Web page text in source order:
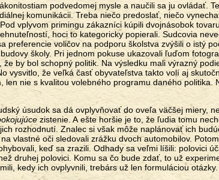
podvedomej mysle a naučili sa ju ovládať.
komunikácii. Treba niečo predoslať, niečo
vplyvom primingu zákazníci kúpili dvojnásobok
hoci to kategoricky popierali. Sudcovia
preferencie voličov na podporu školstva zvýšili o istý
školy. Pri jednom pokuse ukazovali ľuďom
by bol schopný politik. Na výsledku mali výrazný
vysvitlo, že veľká časť obyvateľstva takto volí aj
len nie s kvalitou volebného programu daného politika.
úsudok sa dá ovplyvňovať do oveľa väčšej miery,
zistenie. A ešte horšie je to, že ľudia tomu
rozhodnutí. Znalec si však môže naplánovať ich
vlastné oči sledovali zrážku dvoch automobilov.
keď sa zrazili. Odhady sa veľmi líšili: polovici
druhej polovici. Komu sa čo bude zdať, to už
kedy ich ovplyvnili, trebárs už len formuláciou otázky.